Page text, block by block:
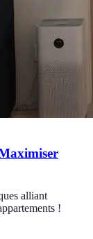
alliant
!